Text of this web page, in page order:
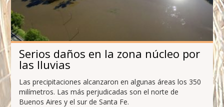
Serios daños en la zona núcleo por
las lluvias
Las precipitaciones alcanzaron en algunas áreas los 350
milímetros. Las más perjudicadas son el norte de
Buenos Aires y el sur de Santa Fe.